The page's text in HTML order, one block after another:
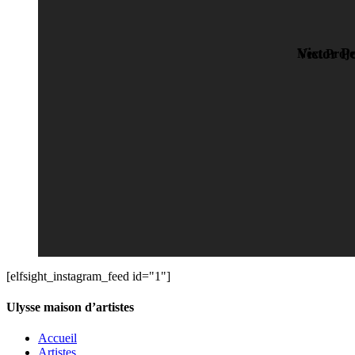
Next
Victor
[elfsight_instagram_feed id="1"]
Ulysse maison d’artistes
Accueil
Artistes